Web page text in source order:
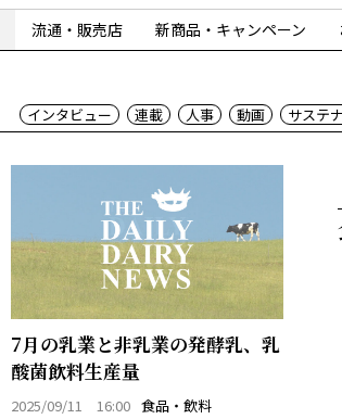
流通・販売店 新商品・キャンペーン
インタビュー 連載 人事 動画 サステ
7月の乳業と非乳業の発酵乳、乳
酸菌飲料生産量
2025/09/11 16:00 食品・飲料